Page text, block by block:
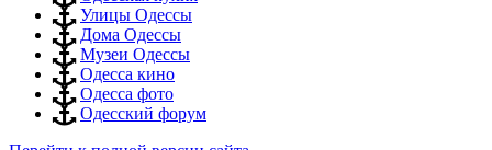
Улицы Одессы
Дома Одессы
Музеи Одессы
Одесса кино
Одесса фото
Одесский форум